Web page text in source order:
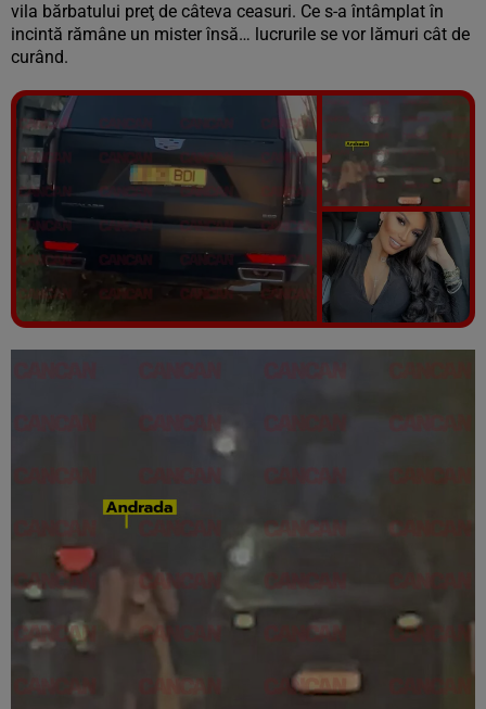
vila bărbatului preţ de câteva ceasuri. Ce s-a întâmplat în
incintă rămâne un mister însă… lucrurile se vor lămuri cât de
curând.
Vezi galeria foto
7 poze